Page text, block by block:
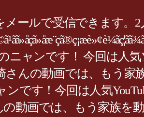
ールで受信できます。
ニャンです！ 今回は人
んの動画では、もう家
です！今回は人気
動画では、もう家族を